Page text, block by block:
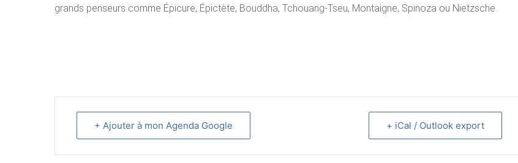
grands penseurs comme Épicure, Épictète, Bouddha, Tchouang-Tseu, Montaigne, Spinoza ou Nietzsche.
+ Ajouter à mon Agenda Google + iCal / Outlook export